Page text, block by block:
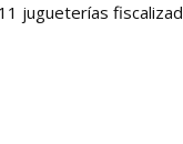
jugueterías